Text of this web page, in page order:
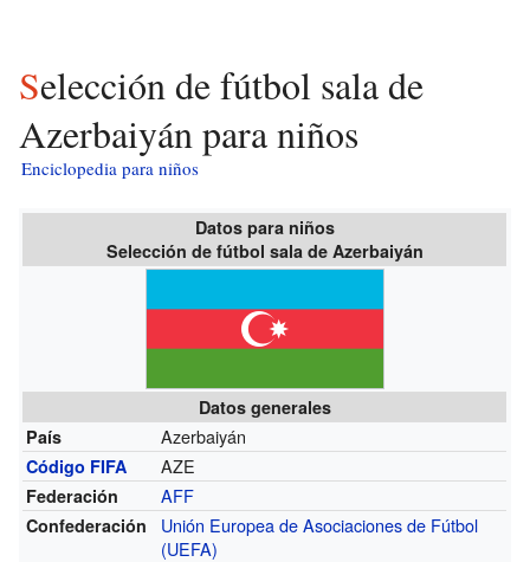
Selección de fútbol sala de
Azerbaiyán para niños
Enciclopedia para niños
Datos para niños
Selección de fútbol sala de Azerbaiyán
Datos generales
País
Azerbaiyán
Código FIFA AZE
Federación AFF
Confederación
Unión Europea de Asociaciones de Fútbol
(UEFA)